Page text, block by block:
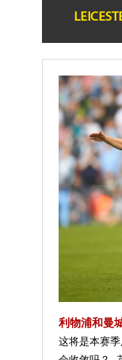
利物浦和曼
这将是本赛